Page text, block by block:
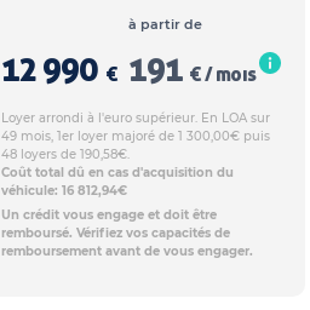
12 990 €
à partir de
191 € / mois
Loyer arrondi à l'euro supérieur. En LOA sur
49 mois, 1er loyer majoré de 1 300,00€ puis
48 loyers de 190,58€.
Coût total dû en cas d'acquisition du
véhicule: 16 812,94€
Un crédit vous engage et doit être
remboursé. Vérifiez vos capacités de
remboursement avant de vous engager.